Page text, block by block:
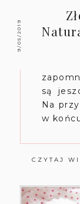
9/05/2019
są
Na
w
CZYTAJ